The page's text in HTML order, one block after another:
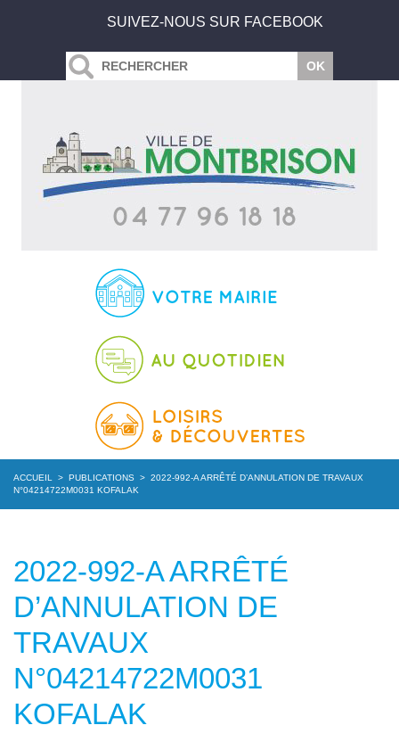
SUIVEZ-NOUS SUR FACEBOOK
ACCUEIL > PUBLICATIONS > 2022-992-A ARRÊTÉ D’ANNULATION DE TRAVAUX
N°04214722M0031 KOFALAK
2022-992-A ARRÊTÉ
D’ANNULATION DE
TRAVAUX
N°04214722M0031
KOFALAK